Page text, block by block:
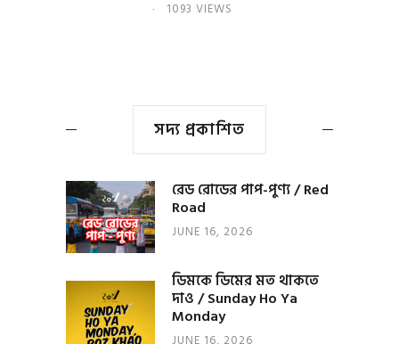
1093 VIEWS
সদ্য প্রকাশিত
রেড রোডের পাপ-পুণ্য / Red
Road
JUNE 16, 2026
ডিমকে ডিমের মত থাকতে
দাও / Sunday Ho Ya
Monday